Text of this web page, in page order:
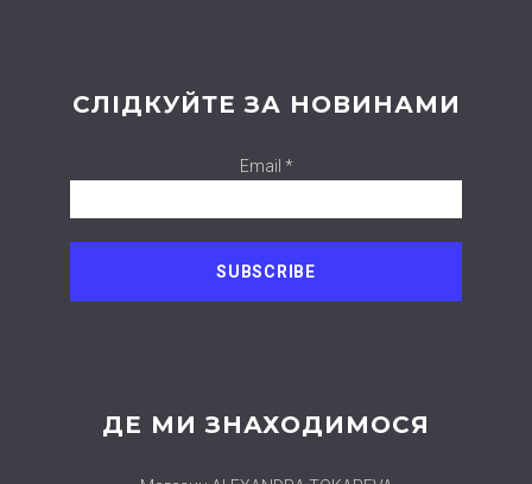
СЛІДКУЙТЕ ЗА НОВИНАМИ
Email *
ДЕ МИ ЗНАХОДИМОСЯ